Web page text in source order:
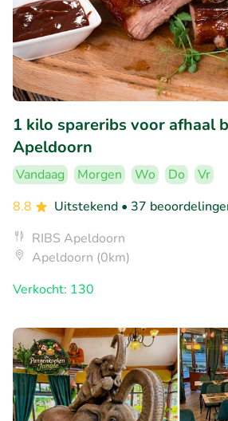
1 kilo spareribs voor afhaal
Apeldoorn
Vandaag Morgen Wo Do
Vr
8.8
Uitstekend • 37
RIBS Apeldoorn
Apeldoorn (0km)
Verkocht: 130